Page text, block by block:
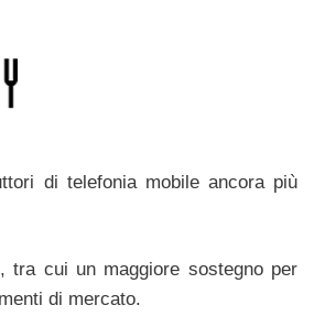
di telefonia mobile ancora più
, tra cui un maggiore sostegno per
di mercato.